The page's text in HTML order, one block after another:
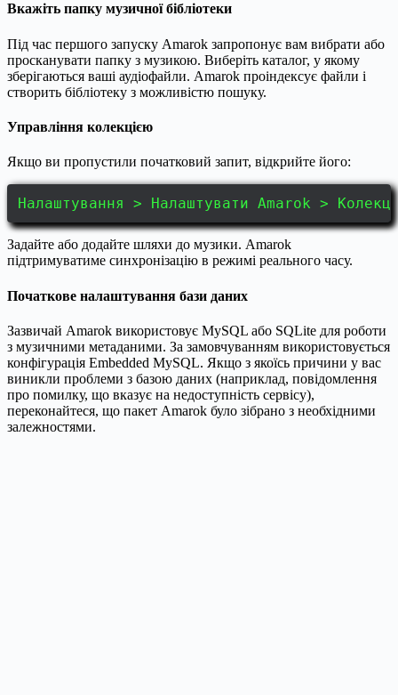
Вкажіть папку музичної бібліотеки
Під час першого запуску Amarok запропонує вам вибрати або
просканувати папку з музикою. Виберіть каталог, у якому
зберігаються ваші аудіофайли. Amarok проіндексує файли і
створить бібліотеку з можливістю пошуку.
Управління колекцією
Якщо ви пропустили початковий запит, відкрийте його:
Налаштування > Налаштувати Amarok >
Задайте або додайте шляхи до музики. Amarok
підтримуватиме синхронізацію в режимі реального часу.
Початкове налаштування бази даних
Зазвичай Amarok використовує MySQL або SQLite для роботи
з музичними метаданими. За замовчуванням використовується
конфігурація Embedded MySQL. Якщо з якоїсь причини у вас
виникли проблеми з базою даних (наприклад, повідомлення
про помилку, що вказує на недоступність сервісу),
переконайтеся, що пакет Amarok було зібрано з необхідними
залежностями.